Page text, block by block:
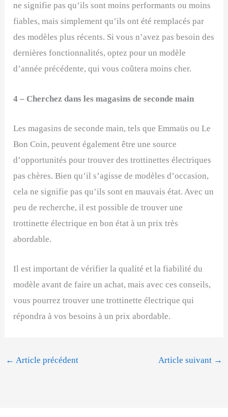
ne signifie pas qu’ils sont moins performants ou moins
fiables, mais simplement qu’ils ont été remplacés par
des modèles plus récents. Si vous n’avez pas besoin des
dernières fonctionnalités, optez pour un modèle
d’année précédente, qui vous coûtera moins cher.
4 – Cherchez dans les magasins de seconde main
Les magasins de seconde main, tels que Emmaüs ou Le
Bon Coin, peuvent également être une source
d’opportunités pour trouver des trottinettes électriques
pas chères. Bien qu’il s’agisse de modèles d’occasion,
cela ne signifie pas qu’ils sont en mauvais état. Avec un
peu de recherche, il est possible de trouver une
trottinette électrique en bon état à un prix très
abordable.
Il est important de vérifier la qualité et la fiabilité du
modèle avant de faire un achat, mais avec ces conseils,
vous pourrez trouver une trottinette électrique qui
répondra à vos besoins à un prix abordable.
← Article précédent Article suivant →